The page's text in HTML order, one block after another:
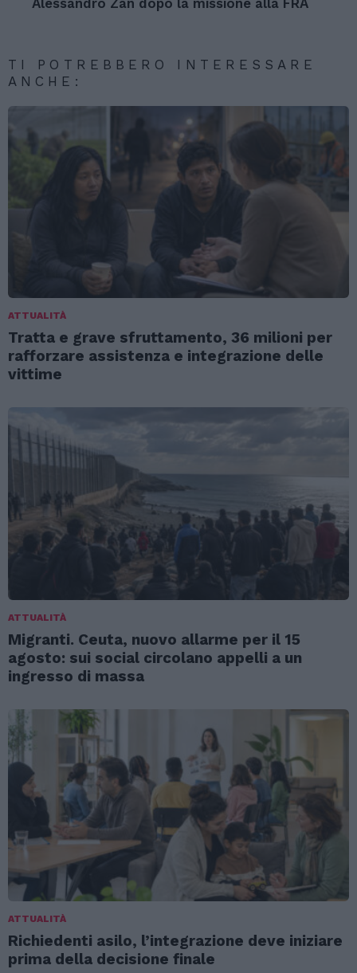
Alessandro Zan dopo la missione alla FRA
TI POTREBBERO INTERESSARE
ANCHE:
ATTUALITÀ
Tratta e grave sfruttamento, 36 milioni per
rafforzare assistenza e integrazione delle
vittime
ATTUALITÀ
Migranti. Ceuta, nuovo allarme per il 15
agosto: sui social circolano appelli a un
ingresso di massa
ATTUALITÀ
Richiedenti asilo, l’integrazione deve iniziare
prima della decisione finale